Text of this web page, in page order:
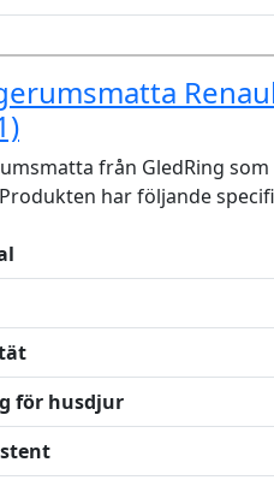
från GledRing
har följande
för husdjur